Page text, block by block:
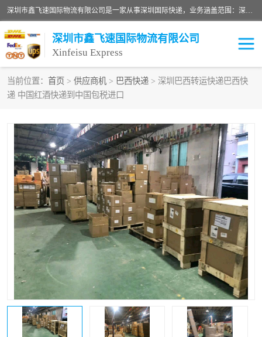
深圳市鑫飞速国际物流有限公司是一家从事深圳国际快递，业务涵盖范围：深圳DHL国际快递、深圳国际快递公司、深圳国际物流公司、深圳国际快递、深圳DHL国际快递电话可拨打全国服务热线：15019287411。欢迎各位亲来人来电到我司洽谈合作。
深圳市鑫飞速国际物流有限公司
Xinfeisu Express
当前位置： 首页 > 供应商机 > 巴西快递 > 深圳巴西转运快递巴西快
递 中国红酒快递到中国包税进口
联邦快递
俄罗斯快递 巴西快递
深圳DHL国际快递 伊朗快递
UPS国际快递 深圳国际快递公司
深圳国际物流公司 深圳国际快递电话
DHL国际快递电话 深圳国际快递
新能源电池出口物流